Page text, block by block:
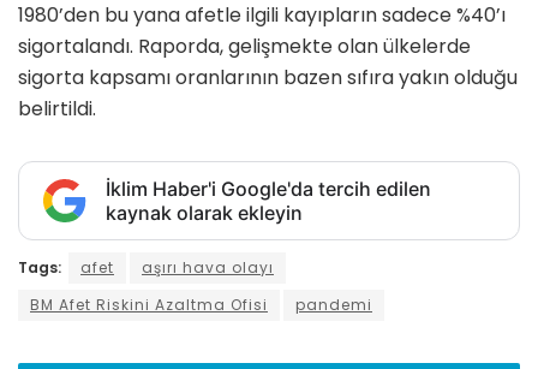
1980’den bu yana afetle ilgili kayıpların sadece %40’ı
sigortalandı. Raporda, gelişmekte olan ülkelerde
sigorta kapsamı oranlarının bazen sıfıra yakın olduğu
belirtildi.
İklim Haber'i Google'da tercih edilen
kaynak olarak ekleyin
Tags: afet
aşırı hava olayı
BM Afet Riskini Azaltma Ofisi
pandemi